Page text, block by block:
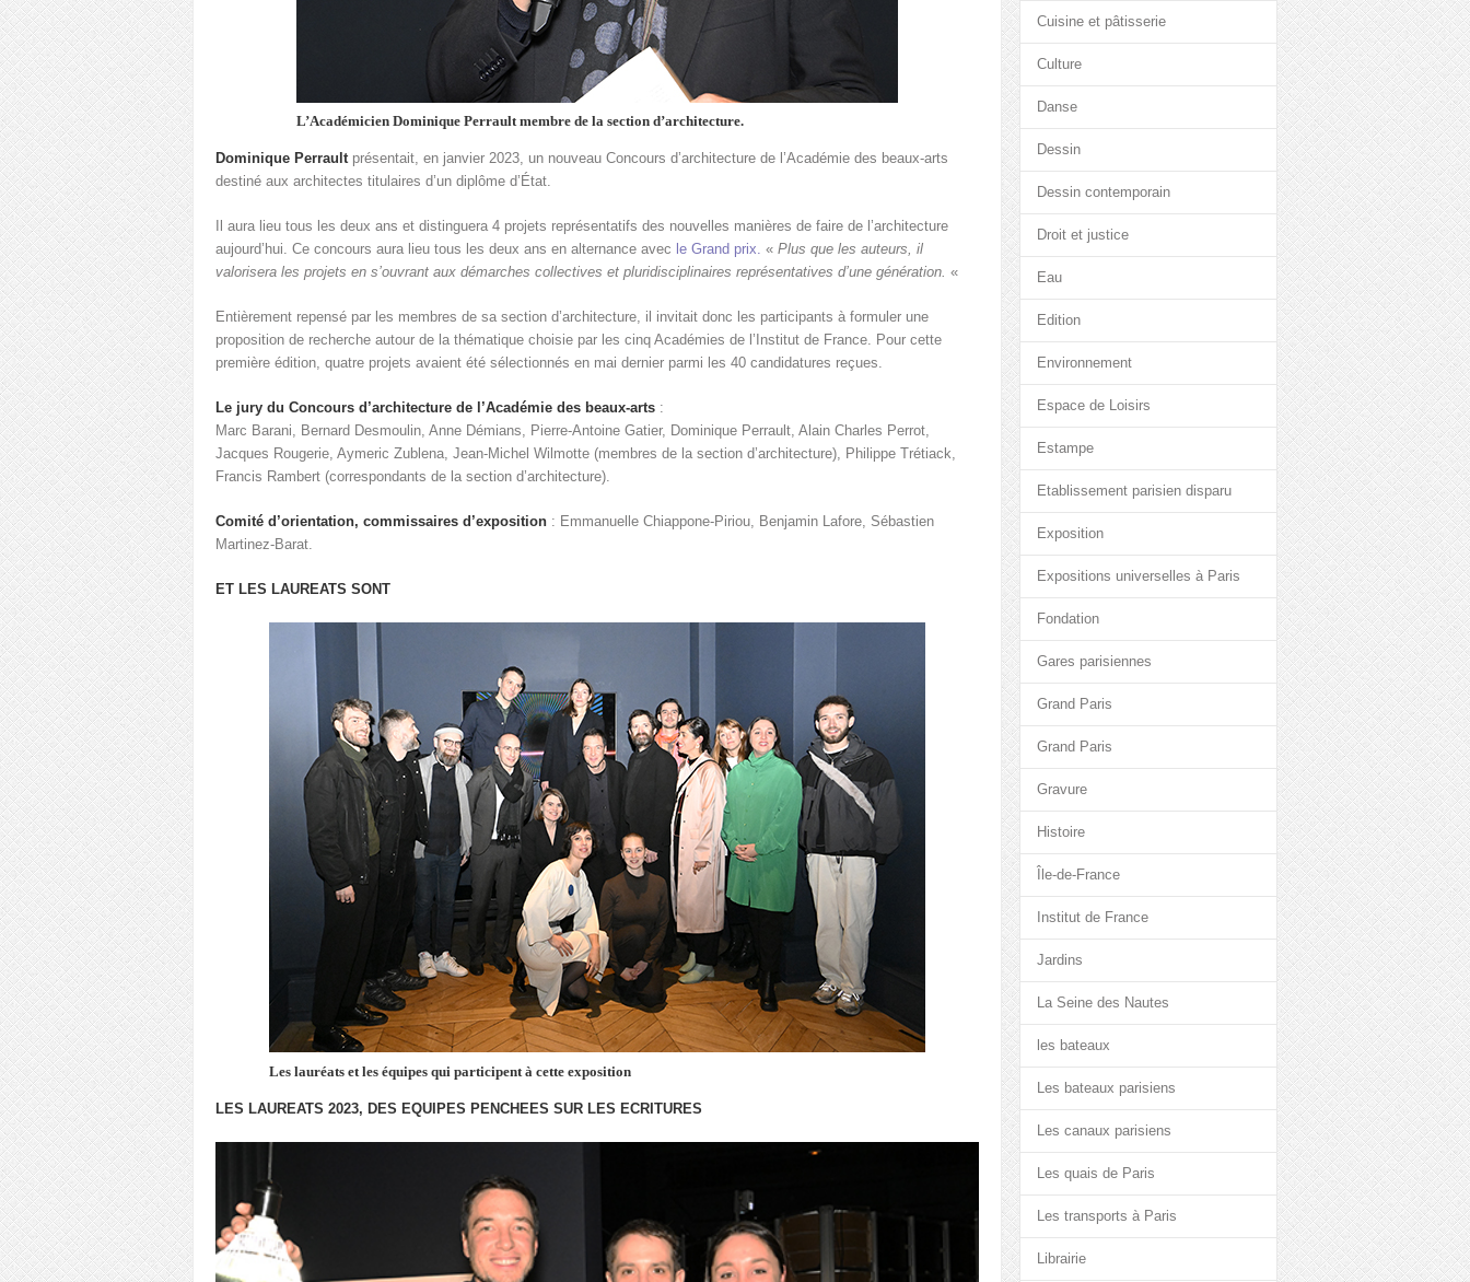
L’Académicien Dominique Perrault membre de la section d’architecture.
Dominique Perraultprésentait, en janvier 2023, un nouveau Concours d’architecture de l’Académie des beaux-arts
destiné aux architectes titulaires d’un diplôme d’État.
Il aura lieu tous les deux ans et distinguera 4 projets représentatifs des nouvelles manières de faire de l’architecture
aujourd’hui. Ce concours aura lieu tous les deux ans en alternance avec le Grand prix. « Plus que les auteurs, il
valorisera les projets en s’ouvrant aux démarches collectives et pluridisciplinaires représentatives d’une génération. «
Entièrement repensé par les membres de sa section d’architecture, il invitait donc les participants à formuler une
proposition de recherche autour de la thématique choisie par les cinq Académies de l’Institut de France. Pour cette
première édition, quatre projets avaient été sélectionnés en mai dernier parmi les 40 candidatures reçues.
Le jury du Concours d’architecture de l’Académie des beaux-arts :
Marc Barani, Bernard Desmoulin, Anne Démians, Pierre-Antoine Gatier, Dominique Perrault, Alain Charles Perrot,
Jacques Rougerie, Aymeric Zublena, Jean-Michel Wilmotte (membres de la section d’architecture), Philippe Trétiack,
Francis Rambert (correspondants de la section d’architecture).
Comité d’orientation, commissaires d’exposition : Emmanuelle Chiappone-Piriou, Benjamin Lafore, Sébastien
Martinez-Barat.
ET LES LAUREATS SONT
Les lauréats et les équipes qui participent à cette exposition
LES LAUREATS 2023, DES EQUIPES PENCHEES SUR LES ECRITURES
Cuisine et pâtisserie
Culture
Danse
Dessin
Dessin contemporain
Droit et justice
Eau
Edition
Environnement
Espace de Loisirs
Estampe
Etablissement parisien disparu
Exposition
Expositions universelles à Paris
Fondation
Gares parisiennes
Grand Paris
Grand Paris
Gravure
Histoire
Île-de-France
Institut de France
Jardins
La Seine des Nautes
les bateaux
Les bateaux parisiens
Les canaux parisiens
Les quais de Paris
Les transports à Paris
Librairie